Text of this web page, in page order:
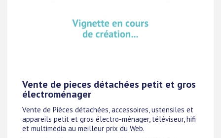
Vente de pieces détachées petit et gros
électroménager
Vente de Pièces détachées, accessoires, ustensiles et
appareils petit et gros électro-ménager, téléviseur, hifi
et multimédia au meilleur prix du Web.